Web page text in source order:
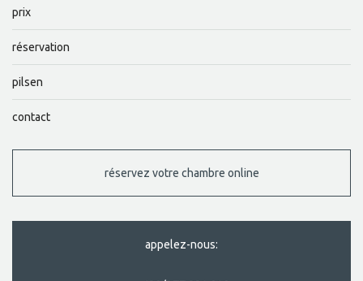
prix
réservation
pilsen
contact
réservez votre chambre online
appelez-nous: